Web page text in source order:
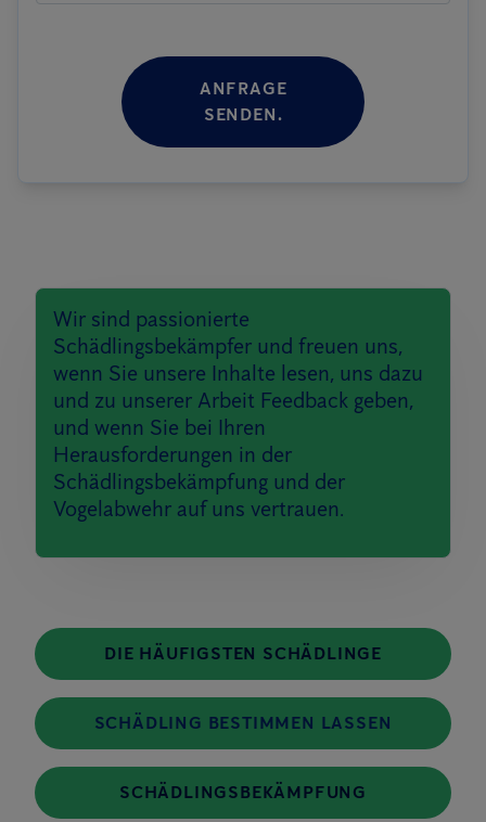
ANFRAGE
SENDEN.
Wir sind passionierte
Schädlingsbekämpfer und freuen uns,
wenn Sie unsere Inhalte lesen, uns dazu
und zu unserer Arbeit Feedback geben,
und wenn Sie bei Ihren
Herausforderungen in der
Schädlingsbekämpfung und der
Vogelabwehr auf uns vertrauen.
DIE HÄUFIGSTEN SCHÄDLINGE
SCHÄDLING BESTIMMEN LASSEN
SCHÄDLINGSBEKÄMPFUNG